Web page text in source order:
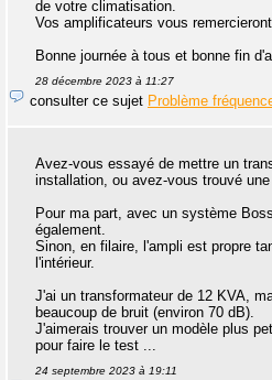
de votre climatisation.
Vos amplificateurs vous
Bonne journée à tous et bonne fin
28 décembre 2023 à 11:27
consulter ce sujet Problème
Avez-vous essayé de mettre un
installation, ou avez-vous trouvé
Pour ma part, avec un système
également.
Sinon, en filaire, l'ampli est propre
l'intérieur.
J'ai un transformateur de 12 KVA,
beaucoup de bruit (environ 70 dB).
J'aimerais trouver un modèle plus
pour faire le test ...
24 septembre 2023 à 19:11